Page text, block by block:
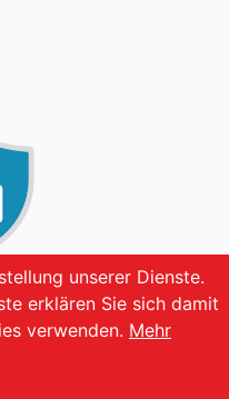
unserer Dienste.
erklären Sie sich damit
verwenden. Mehr